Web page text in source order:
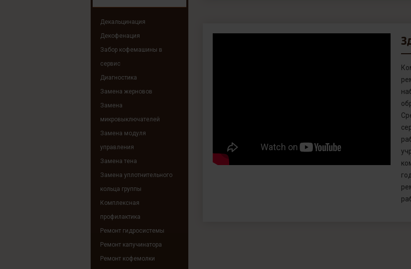
Декальцинация
Декофенация
Забор кофемашины в
сервис
Диагностика
Замена жерновов
Замена
микровыключателей
Замена модуля
управления
Замена тена
Замена уплотнительного
кольца группы
Комплексная
профилактика
Ремонт гидросистемы
Ремонт капучинатора
Ремонт кофемолки